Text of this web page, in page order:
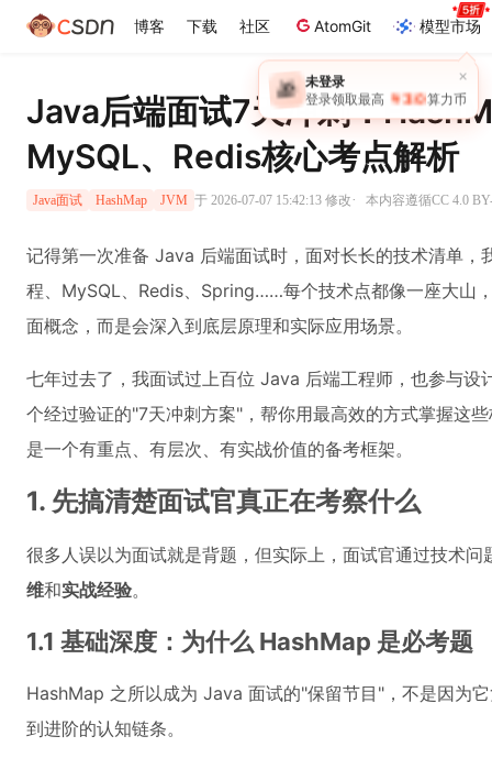
博客 下载 社区 AtomGit 模型市场
×
🎁 未登录
登录领取最高 ￥30 算力币
Java后端面试7天冲刺：
MySQL、Redis核心考点解析
Java面试 HashMap JVM 于 2026-07-07 15:42:13 修改· 本内容遵循CC 4.0
记得第一次准备 Java 后端面试时，面对长长的技术清单
程、MySQL、Redis、Spring……每个技术点都像一座大山
面概念，而是会深入到底层原理和实际应用场景。
七年过去了，我面试过上百位 Java 后端工程师，也参与设
个经过验证的"7天冲刺方案"，帮你用最高效的方式掌握这
是一个有重点、有层次、有实战价值的备考框架。
1. 先搞清楚面试官真正在考察什么
很多人误以为面试就是背题，但实际上，面试官通过技术问
维和实战经验。
1.1 基础深度：为什么 HashMap 是必考题
HashMap 之所以成为 Java 面试的"保留节目"，不是因为
到进阶的认知链条。